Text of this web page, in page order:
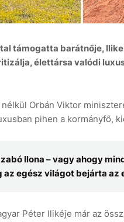
támogatta barátnője,
élettársa valódi
Orbán Viktor
pihen a kormányfő,
Ilona – vagy ahogy
egész világot bejárta az
Péter Ilikéje már az